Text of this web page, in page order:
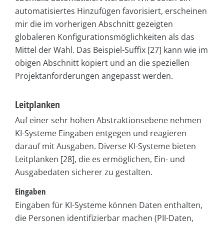
automatisiertes Hinzufügen favorisiert, erscheinen
mir die im vorherigen Abschnitt gezeigten
globaleren Konfigurationsmöglichkeiten als das
Mittel der Wahl. Das Beispiel-Suffix [27] kann wie im
obigen Abschnitt kopiert und an die speziellen
Projektanforderungen angepasst werden.
Leitplanken
Auf einer sehr hohen Abstraktionsebene nehmen
KI-Systeme Eingaben entgegen und reagieren
darauf mit Ausgaben. Diverse KI-Systeme bieten
Leitplanken [28], die es ermöglichen, Ein- und
Ausgabedaten sicherer zu gestalten.
Eingaben
Eingaben für KI-Systeme können Daten enthalten,
die Personen identifizierbar machen (PII-Daten,